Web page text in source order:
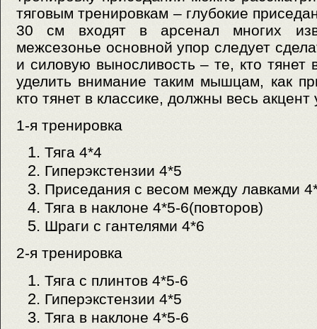
тяговым тренировкам – глубокие
30 см входят в арсенал многих
межсезонье основной упор следует
и силовую выносливость – те, кто
уделить внимание таким мышцам, как
кто тянет в классике, должны весь акцент
1-я тренировка
Тяга 4*4
Гиперэкстензии 4*5
Приседания с весом между лавками
Тяга в наклоне 4*5-6(повторов)
Шраги c гантелями 4*6
2-я тренировка
Тяга с плинтов 4*5-6
Гиперэкстензии 4*5
Тяга в наклоне 4*5-6